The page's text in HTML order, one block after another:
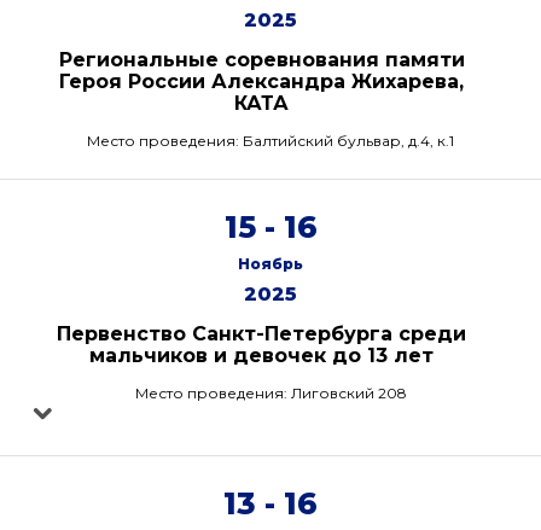
2025
Региональные соревнования памяти
Героя России Александра Жихарева,
КАТА
Место проведения: Балтийский бульвар, д.4, к.1
15 - 16
Ноябрь
2025
Первенство Санкт-Петербурга среди
мальчиков и девочек до 13 лет
Место проведения: Лиговский 208
13 - 16